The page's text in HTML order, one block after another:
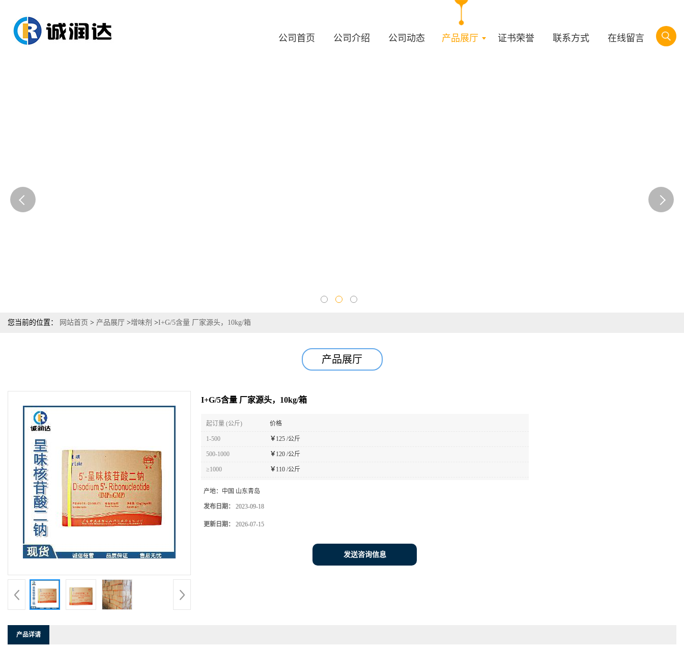
公司首页 公司介绍 公司动态 产品展厅 证书荣誉 联系方式 在线留言
您当前的位置： 网站首页 > 产品展厅 >增味剂 >I+G/5含量 厂家源头，10kg/箱
产品展厅
I+G/5含量 厂家源头，10kg/箱
起订量 (公斤) 价格
1-500 ￥ 125 /公斤
500-1000 ￥ 120 /公斤
≥1000 ￥ 110 /公斤
产地： 中国 山东青岛
发布日期： 2023-09-18
更新日期： 2026-07-15
发送咨询信息
产品详请